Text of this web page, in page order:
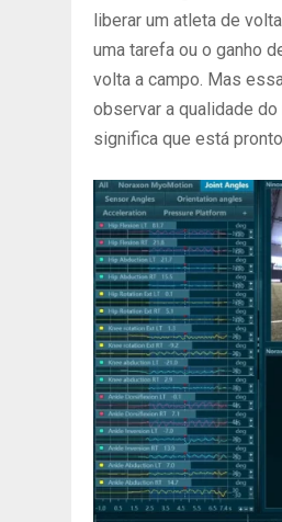
liberar um atleta de
uma tarefa ou o ganho
volta a campo. Mas
observar a qualidade
significa que está